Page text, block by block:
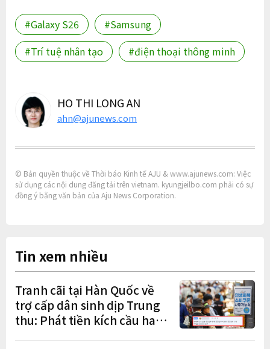
#Galaxy S26
#Samsung
#Trí tuệ nhân tạo
#điện thoại thông minh
HO THI LONG AN
ahn@ajunews.com
© Bản quyền thuộc về Thời báo Kinh tế AJU & www.ajunews.com: Việc
sử dụng các nội dung đăng tải trên vietnam. kyungjeilbo.com phải có sự
đồng ý bằng văn bản của Aju News Corporation.
Tin xem nhiều
Tranh cãi tại Hàn Quốc về
trợ cấp dân sinh dịp Trung
thu: Phát tiền kích cầu hay